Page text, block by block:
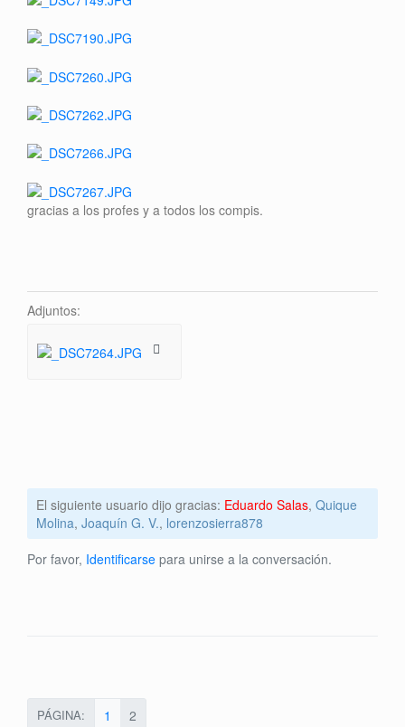
gracias a los profes y a todos los compis.
Adjuntos:
El siguiente usuario dijo gracias: Eduardo Salas, Quique
Molina, Joaquín G. V., lorenzosierra878
Por favor, Identificarse para unirse a la conversación.
PÁGINA: 1 2